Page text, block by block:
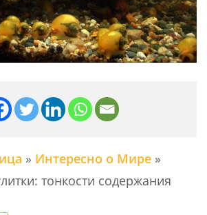
» Интересно о Мире »
тонкости содержания